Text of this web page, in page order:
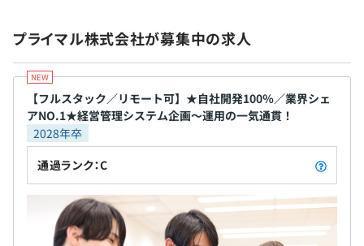
モリ：16GB、SSD：512GB）
モニタ1台～2台（24インチ～31.5インチ）
※必要に応じて周辺機器を貸与
Amazon ECS
試用期間：3カ月
用編や最新の技術を分かりやすく知ることができる
動画が充実しています。 ◆さらなる上流を目指せる
キャリアパス エンジニアには3つのキャリアパスを用
意しています。プロジェクトの最上流を目指す「プロ
ジェクトマネジャー」、エンジニアを極める「フル
スタックエンジニア」、業務知識やコミュニケーシ
ョン能力を生かす「コンサルタント」の3つです。あ
なたの希望・適性に合うキャリアを歩めるので、や
りがいも大きく自身の成長を楽しむことができます。
果敢にチャレンジする開拓者として、当社で活躍し
てくださるエンジニアをお待ちしています！
プライマル株式会社が募集中の求人
【フルスタック／リモート可】★自社開発100％／業界シェ
アNO.1★経営管理システム企画～運用の一気通貫！
2028年卒
通過ランク：C